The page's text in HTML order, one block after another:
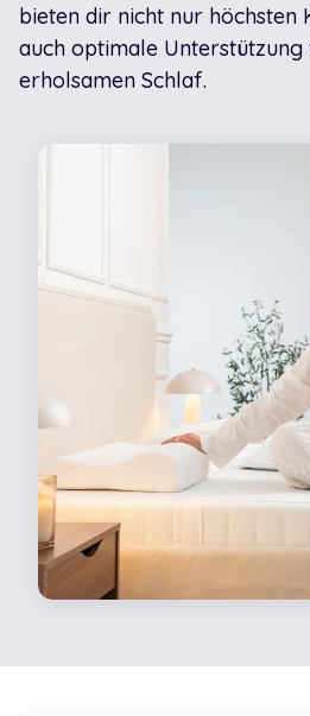
bieten dir nicht nur höchsten
auch optimale
erholsamen Schlaf.